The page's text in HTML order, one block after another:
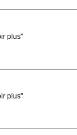
plus"
plus"